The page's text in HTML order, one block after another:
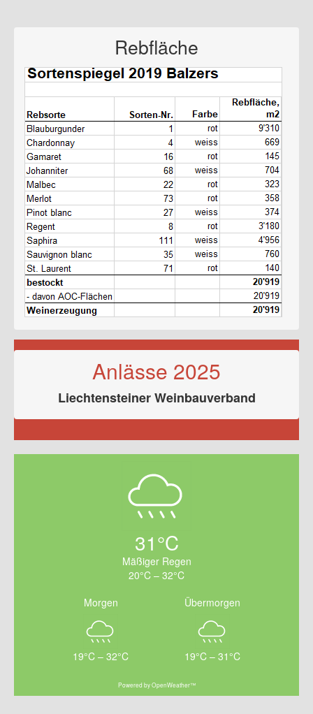
Rebfläche
Anlässe 2025
Liechtensteiner Weinbauverband
31°C
Mäßiger Regen
20°C – 32°C
Morgen
19°C – 32°C
Übermorgen
19°C – 31°C
Powered by OpenWeather™